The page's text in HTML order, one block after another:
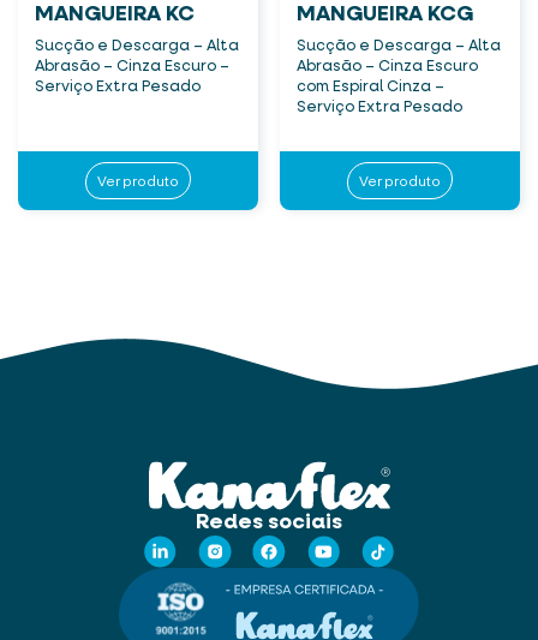
MANGUEIRA KC
Sucção e Descarga – Alta
Abrasão – Cinza Escuro –
Serviço Extra Pesado
Ver produto
MANGUEIRA KCG
Sucção e Descarga – Alta
Abrasão – Cinza Escuro
com Espiral Cinza –
Serviço Extra Pesado
Ver produto
Redes sociais